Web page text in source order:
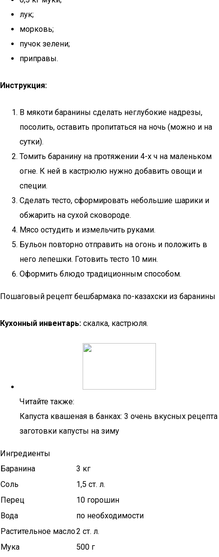
лук;
морковь;
пучок зелени;
приправы.
Инструкция:
В мякоти баранины сделать неглубокие надрезы,
посолить, оставить пропитаться на ночь (можно и на
сутки).
Томить баранину на протяжении 4-х ч на маленьком
огне. К ней в кастрюлю нужно добавить овощи и
специи.
Сделать тесто, сформировать небольшие шарики и
обжарить на сухой сковороде.
Мясо остудить и измельчить руками.
Бульон повторно отправить на огонь и положить в
него лепешки. Готовить тесто 10 мин.
Оформить блюдо традиционным способом.
Пошаговый рецепт бешбармака по-казахски из баранины
Кухонный инвентарь: скалка, кастрюля.
Читайте также:
Капуста квашеная в банках: 3 очень вкусных рецепта
заготовки капусты на зиму
Ингредиенты
Баранина
3 кг
Соль
1,5 ст. л.
Перец
10 горошин
Вода
по необходимости
Растительное масло2 ст. л.
Мука
500 г